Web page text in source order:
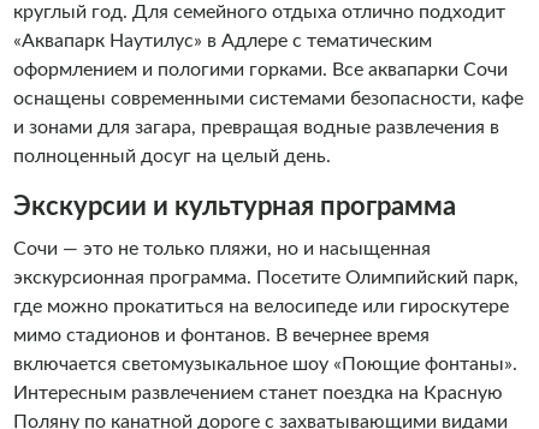
круглый год. Для семейного отдыха отлично подходит
«Аквапарк Наутилус» в Адлере с тематическим
оформлением и пологими горками. Все аквапарки Сочи
оснащены современными системами безопасности, кафе
и зонами для загара, превращая водные развлечения в
полноценный досуг на целый день.
Экскурсии и культурная программа
Сочи — это не только пляжи, но и насыщенная
экскурсионная программа. Посетите Олимпийский парк,
где можно прокатиться на велосипеде или гироскутере
мимо стадионов и фонтанов. В вечернее время
включается светомузыкальное шоу «Поющие фонтаны».
Интересным развлечением станет поездка на Красную
Поляну по канатной дороге с захватывающими видами